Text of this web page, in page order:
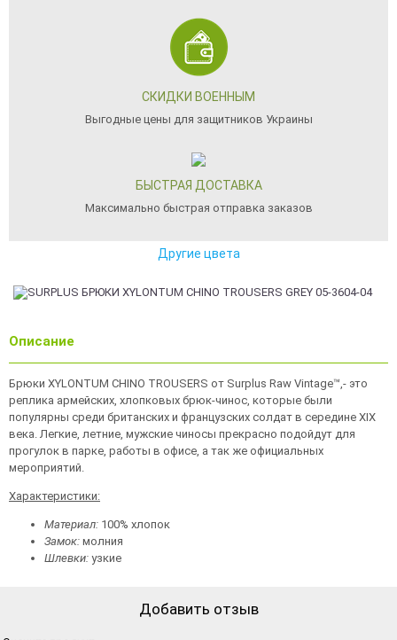
СКИДКИ ВОЕННЫМ
Выгодные цены для защитников Украины
БЫСТРАЯ ДОСТАВКА
Максимально быстрая отправка заказов
Другие цвета
Описание
Брюки XYLONTUM CHINO TROUSERS от Surplus Raw Vintage™,- это
реплика армейских, хлопковых брюк-чинос, которые были
популярны среди британских и французских солдат в середине ХIX
века. Легкие, летние, мужские чиносы прекрасно подойдут для
прогулок в парке, работы в офисе, а так же официальных
мероприятий.
Характеристики:
Материал: 100% хлопок
Замок: молния
Шлевки: узкие
Добавить отзыв